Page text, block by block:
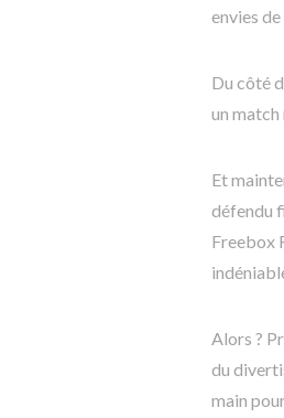
envies
Du côté
un match
Et
défendu
Freebox
Alors ?
du
main